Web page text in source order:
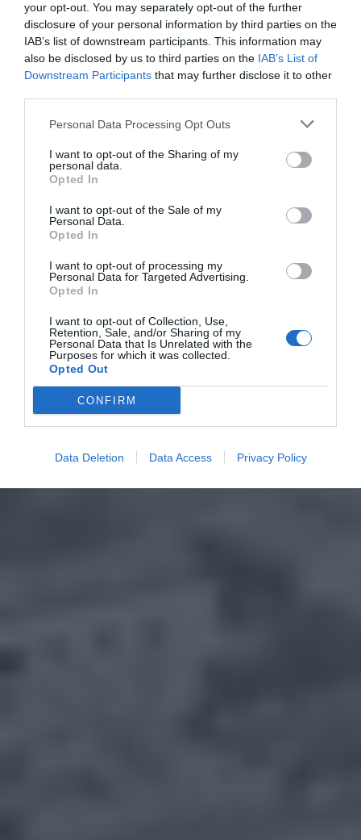
your opt-out. You may separately opt-out of the further
disclosure of your personal information by third parties on the
IAB’s list of downstream participants. This information may
also be disclosed by us to third parties on the IAB’s List of
Downstream Participants that may further disclose it to other
Personal Data Processing Opt Outs
I want to opt-out of the Sharing of my
personal data.
Opted In
I want to opt-out of the Sale of my
Personal Data.
Opted In
I want to opt-out of processing my
Personal Data for Targeted Advertising.
Opted In
I want to opt-out of Collection, Use,
Retention, Sale, and/or Sharing of my
Personal Data that Is Unrelated with the
Purposes for which it was collected.
Opted Out
CONFIRM
Data Deletion Data Access Privacy Policy